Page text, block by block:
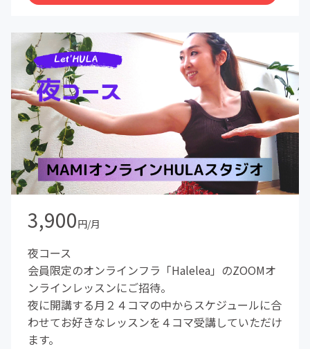
3,900円/月
夜コース
会員限定のオンラインフラ「Halelea」のZOOMオ
ンラインレッスンにご招待。
夜に開講する月２４コマの中からスケジュールに合
わせてお好きなレッスンを４コマ受講していただけ
ます。